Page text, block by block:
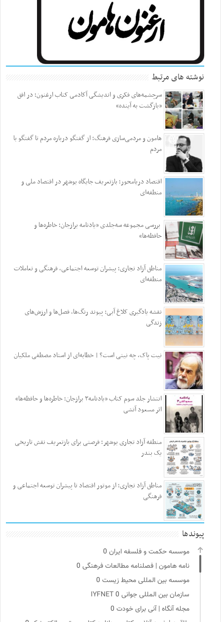
نوشته های مرتبط
سرچشمه‌های فکری و اندیشگی آکادمی کتاب ارغنون؛ در افق
«بازگشت به آینده»
هامون و مردمی‌سازی فرهنگ؛ از گفتگو درباره مردم تا گفتگو با
مردم
اقتصاد دریامحور؛ بازتعریف جایگاه بوشهر در اقتصاد ملی و
منطقه‌ای
بررسی مجموعه سه‌جلدی «یادنامه برازجان؛ خاطره‌ها و
حافظه‌ها»
مناطق آزاد تجاری؛ پیشران توسعه اجتماعی، فرهنگی و تعاملات
منطقه‌ای
نقشه یادگیری کلاغ آبی: پیوند رنگ‌ها، فصل‌ها و ارزش‌های
زندگی
نیت پاک، چه نیتی است؟ | خطابه‌ای از استاد مصطفی ملکیان
انتشار جلد سوم کتاب «یادنامه۳ برازجان؛ خاطره‌ها و حافظه‌ها»
اثر مسعود آتشی
منطقه آزاد تجاری بوشهر؛ فرصتی برای بازتعریف نقش تاریخی
یک بندر
مناطق آزاد تجاری؛ از موتور اقتصاد تا پیشران توسعه اجتماعی و
فرهنگی
پیوندها
موسسه حکمت و فلسفه ایران
نامه هامون | فصلنامه مطالعات فرهنگی
موسسه بین المللی محیط زیست
سازمان بین المللی جوانی IYFNET 0
مجله آنگاه | آنی برای خودت